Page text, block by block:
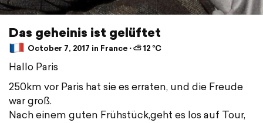
Das geheinis ist gelüftet
October 7, 2017 in France ⋅ ⛅ 12 °C
Hallo Paris
250km vor Paris hat sie es erraten, und die Freude
war groß.
Nach einem guten Frühstück,geht es los auf Tour,